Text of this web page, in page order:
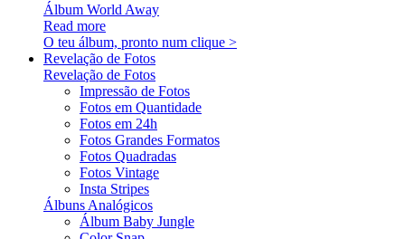
Álbum World Away
Read more
O teu álbum, pronto num clique >
Revelação de Fotos
Revelação de Fotos
Impressão de Fotos
Fotos em Quantidade
Fotos em 24h
Fotos Grandes Formatos
Fotos Quadradas
Fotos Vintage
Insta Stripes
Álbuns Analógicos
Álbum Baby Jungle